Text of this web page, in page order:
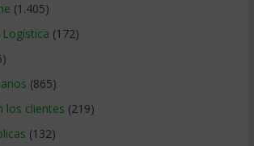
(1.405)
(172)
(865)
los clientes (219)
(132)